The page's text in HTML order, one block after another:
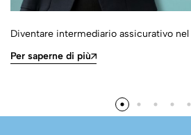
Diventare intermediario assicurativo
Per saperne di più